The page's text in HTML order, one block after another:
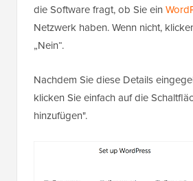
die Software fragt, ob Sie ein
Netzwerk haben. Wenn nicht,
„Nein“.
Nachdem Sie diese Details
klicken Sie einfach auf die
hinzufügen".